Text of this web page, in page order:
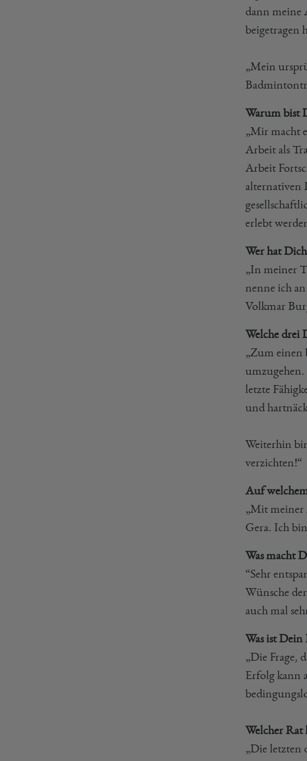
dann meine
beigetragen
„Mein
Warum bist
„Mir macht
Arbeit als
Arbeit
alternativen
erlebt
Wer hat
„In meiner
nenne ich
Volkmar
Welche drei
„Zum einen
umzugehen.
letzte
und
Weiterhin
verzichten!“
Auf
„Mit meiner
Gera. Ich
Was macht
“Sehr
Wünsche
auch mal
Was ist Dein
„Die Frage,
Erfolg kann
Welcher Rat
„Die letzten